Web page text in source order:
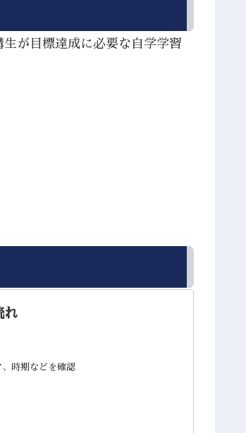
が目標達成に必要な自学学習
れ
時期などを確認